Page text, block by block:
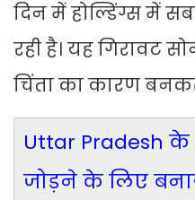
दिन में होल्डिंग्स में
रही है। यह गिरावट
चिंता का कारण
Uttar Pradesh
जोड़ने के लिए